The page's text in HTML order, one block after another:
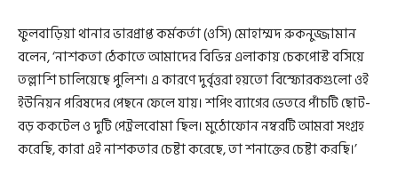
ফুলবাড়িয়া থানার ভারপ্রাপ্ত কর্মকর্তা (ওসি) মোহাম্মদ রুকনুজ্জামান
বলেন, ‘নাশকতা ঠেকাতে আমাদের বিভিন্ন এলাকায় চেকপোস্ট বসিয়ে
তল্লাশি চালিয়েছে পুলিশ। এ কারণে দুর্বৃত্তরা হয়তো বিস্ফোরকগুলো ওই
ইউনিয়ন পরিষদের পেছনে ফেলে যায়। শপিং ব্যাগের ভেতরে পাঁচটি ছোট-
বড় ককটেল ও দুটি পেট্রলবোমা ছিল। মুঠোফোন নম্বরটি আমরা সংগ্রহ
করেছি, কারা এই নাশকতার চেষ্টা করেছে, তা শনাক্তের চেষ্টা করছি।’